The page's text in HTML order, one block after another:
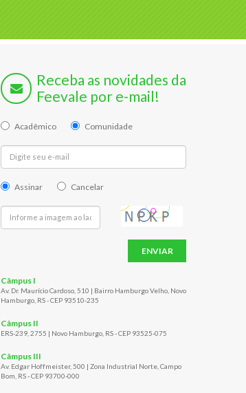
Receba as novidades da
Feevale por e-mail!
Acadêmico Comunidade
Assinar Cancelar
ENVIAR
Câmpus I
Av. Dr. Maurício Cardoso, 510 | Bairro Hamburgo Velho, Novo
Hamburgo, RS - CEP 93510-235
Câmpus II
ERS-239, 2755 | Novo Hamburgo, RS - CEP 93525-075
Câmpus III
Av. Edgar Hoffmeister, 500 | Zona Industrial Norte, Campo
Bom, RS - CEP 93700-000